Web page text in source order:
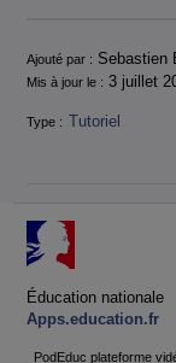
Ajouté par : Sebastien
Mis à jour le : 3 juillet
Type : Tutoriel
Éducation nationale
Apps.education.fr
PodEduc plateforme